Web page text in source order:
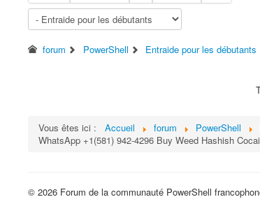
forum PowerShell Entraide pour les débutants
Vous êtes ici :
Accueil forum PowerShell
WhatsApp +1(581) 942-4296 Buy Weed Hashish
© 2026 Forum de la communauté PowerShell